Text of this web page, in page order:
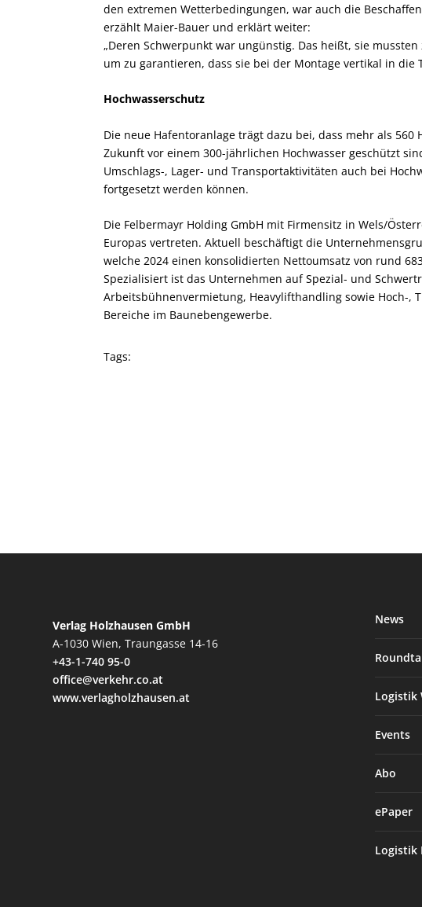
den extremen Wetterbedingungen, war auch die
erzählt Maier-Bauer und erklärt weiter:
„Deren Schwerpunkt war ungünstig. Das heißt, sie
um zu garantieren, dass sie bei der Montage vertikal in die
Hochwasserschutz
Die neue Hafentoranlage trägt dazu bei, dass mehr als
Zukunft vor einem 300-jährlichen Hochwasser geschützt
Umschlags-, Lager- und Transportaktivitäten auch bei
fortgesetzt werden können.
Die Felbermayr Holding GmbH mit Firmensitz in Wels/
Europas vertreten. Aktuell beschäftigt die
welche 2024 einen konsolidierten Nettoumsatz von rund
Spezialisiert ist das Unternehmen auf Spezial- und
Arbeitsbühnenvermietung, Heavylifthandling sowie Hoch-,
Bereiche im Baunebengewerbe.
Tags:
Verlag Holzhausen GmbH
A-1030 Wien, Traungasse 14-16
+43-1-740 95-0
office@verkehr.co.at
www.verlagholzhausen.at
News
Logistik
Events
Abo
ePaper
Logistik